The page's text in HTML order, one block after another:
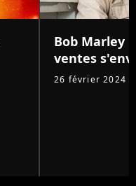
Bob Marley
ventes
26 février 2024